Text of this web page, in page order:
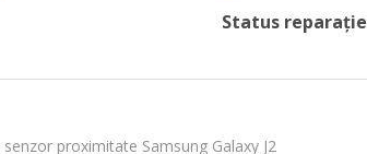
Status reparație
proximitate Samsung Galaxy J2